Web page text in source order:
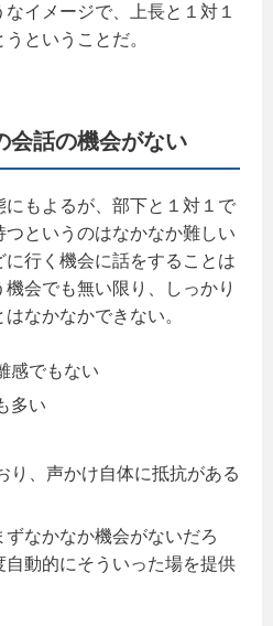
イメージで、上長と１対１
ということだ。
会話の機会がない
もよるが、部下と１対１で
というのはなかなか難しい
に行く機会に話をすることは
会でも無い限り、しっかり
なかなかできない。
感でもない
多い
り、声かけ自体に抵抗がある
なかなか機会がないだろ
自動的にそういった場を提供